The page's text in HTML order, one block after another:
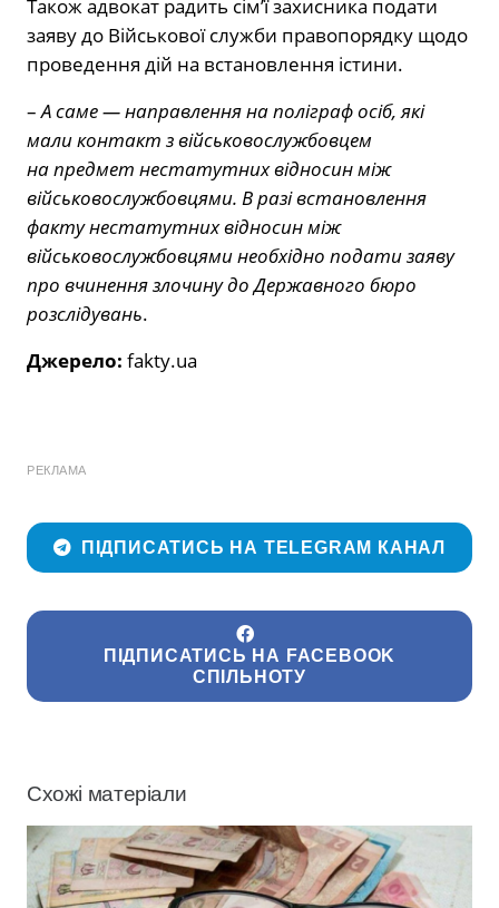
Також адвокат радить сім’ї захисника подати
заяву до Військової служби правопорядку щодо
проведення дій на встановлення істини.
–А саме — направлення на поліграф осіб, які
мали контакт з військовослужбовцем
на предмет нестатутних відносин між
військовослужбовцями. В разі встановлення
факту нестатутних відносин між
військовослужбовцями необхідно подати заяву
про вчинення злочину до Державного бюро
розслідувань.
Джерело: fakty.ua
РЕКЛАМА
ПІДПИСАТИСЬ НА TELEGRAM КАНАЛ
ПІДПИСАТИСЬ НА FACEBOOK
СПІЛЬНОТУ
Схожі матеріали